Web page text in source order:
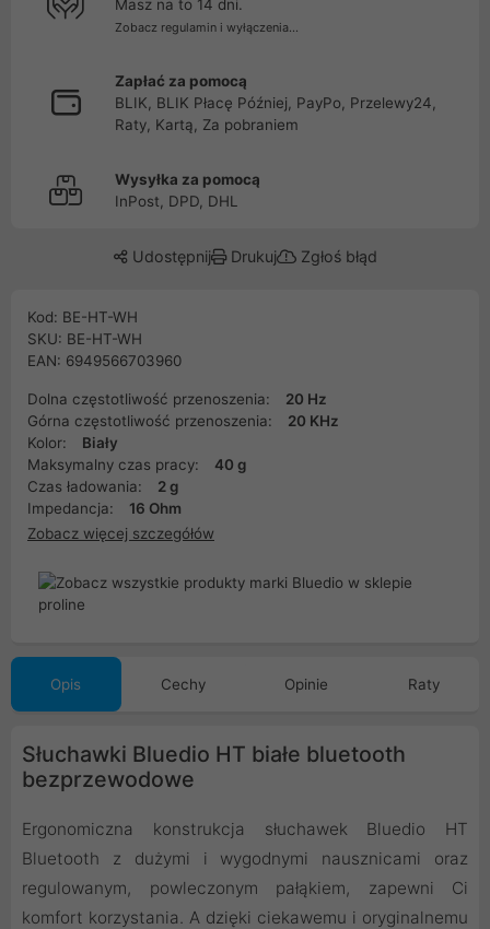
Masz na to 14 dni.
Zobacz regulamin i wyłączenia...
Zapłać za pomocą
BLIK, BLIK Płacę Później, PayPo, Przelewy24,
Raty, Kartą, Za pobraniem
Wysyłka za pomocą
InPost, DPD, DHL
Udostępnij Drukuj Zgłoś błąd
Kod: BE-HT-WH
SKU: BE-HT-WH
EAN: 6949566703960
Dolna częstotliwość przenoszenia:
20 Hz
Górna częstotliwość przenoszenia:
20 KHz
Kolor:
Biały
Maksymalny czas pracy:
40 g
Czas ładowania:
2 g
Impedancja:
16 Ohm
Zobacz więcej szczegółów
Opis Cechy Opinie Raty
Słuchawki Bluedio HT białe bluetooth
bezprzewodowe
Ergonomiczna konstrukcja słuchawek Bluedio HT
Bluetooth z dużymi i wygodnymi nausznicami oraz
regulowanym, powleczonym pałąkiem, zapewni Ci
komfort korzystania. A dzięki ciekawemu i oryginalnemu